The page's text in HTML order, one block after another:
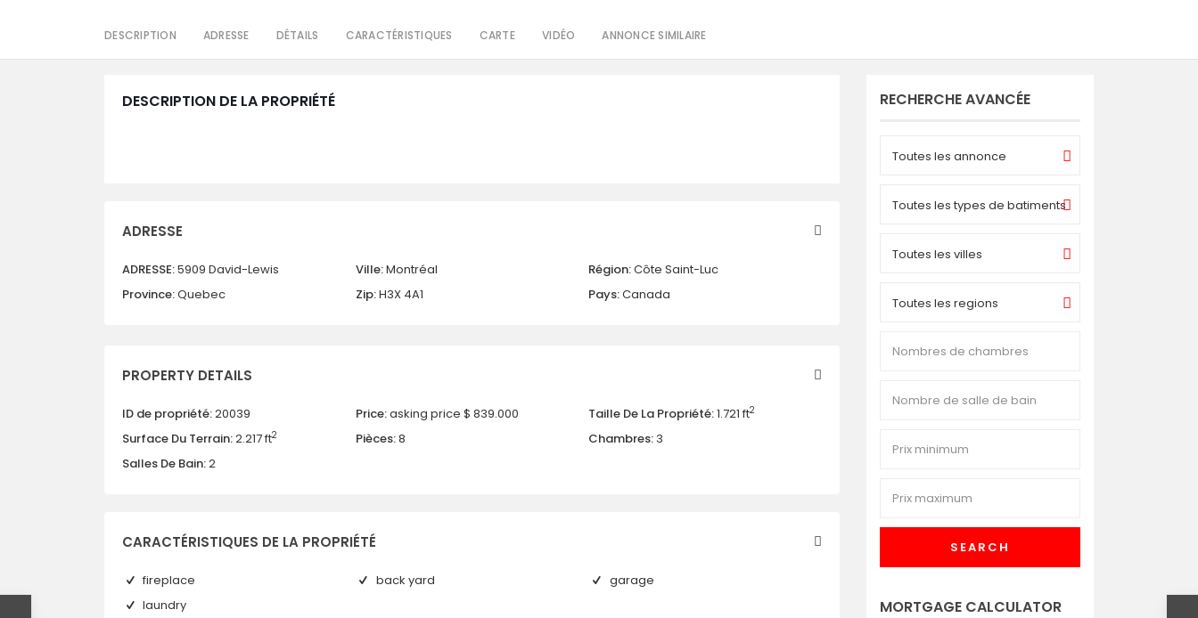
DESCRIPTION ADRESSE DÉTAILS CARACTÉRISTIQUES CARTE VIDÉO ANNONCE SIMILAIRE
DESCRIPTION DE LA PROPRIÉTÉ
ADRESSE
ADRESSE:5909 David-Lewis Ville:Montréal Région:Côte Saint-Luc
Province:Quebec Zip:H3X 4A1 Pays:Canada
PROPERTY DETAILS
ID de propriété:20039 Price:asking price $ 839.000 Taille De La Propriété:1.721 ft2
Surface Du Terrain:2.217 ft2 Pièces:8 Chambres: 3
Salles De Bain:2
CARACTÉRISTIQUES DE LA PROPRIÉTÉ
fireplace back yard
garage
laundry
RECHERCHE AVANCÉE
Toutes les annonce
Toutes les types de batiments
Toutes les villes
Toutes les regions
SEARCH
MORTGAGE CALCULATOR